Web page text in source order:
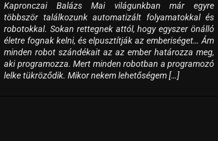
Kapronczai Balázs Mai világunkban már egyre
többször találkozunk automatizált folyamatokkal és
robotokkal. Sokan rettegnek attól, hogy egyszer önálló
életre fognak kelni, és elpusztítják az emberiséget… Ám
minden robot szándékait az az ember határozza meg,
aki programozza. Mert minden robotban a programozó
lelke tükröződik. Mikor nekem lehetőségem […]